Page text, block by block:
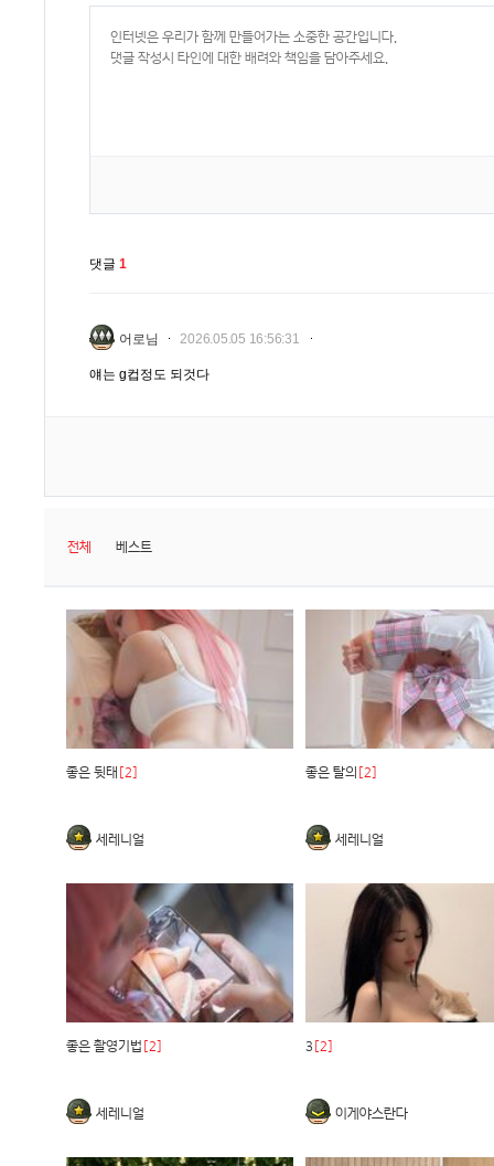
댓글 1
어로님 2026.05.05 16:56:31
얘는 g컵정도 되것다
전체 베스트
좋은 뒷태 [2]
세레니얼
좋은 탈의 [2]
세레니얼
좋은 촬영기법 [2]
세레니얼
3 [2]
이게야스란다